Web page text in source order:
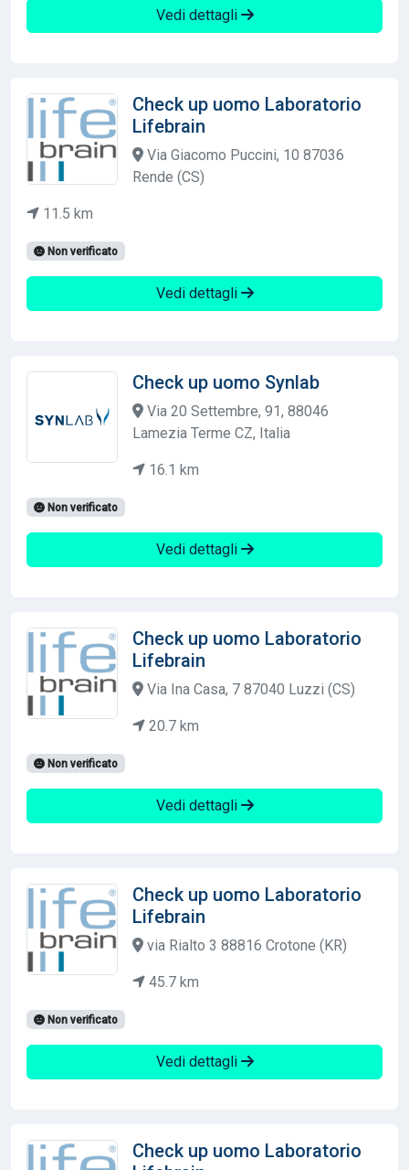
Vedi dettagli
Check up uomo Laboratorio
Lifebrain
Via Giacomo Puccini, 10 87036
Rende (CS)
11.5 km
Non verificato
Vedi dettagli
Check up uomo Synlab
Via 20 Settembre, 91, 88046
Lamezia Terme CZ, Italia
16.1 km
Non verificato
Vedi dettagli
Check up uomo Laboratorio
Lifebrain
Via Ina Casa, 7 87040 Luzzi (CS)
20.7 km
Non verificato
Vedi dettagli
Check up uomo Laboratorio
Lifebrain
via Rialto 3 88816 Crotone (KR)
45.7 km
Non verificato
Vedi dettagli
Check up uomo Laboratorio